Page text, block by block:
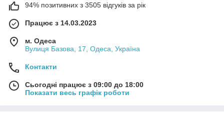
94% позитивних з 3505 відгуків за рік
Працює з 14.03.2023
м. Одеса
Вулиця Базова, 17, Одеса, Україна
Контакти
Сьогодні працює з 09:00 до 18:00
Показати весь графік роботи